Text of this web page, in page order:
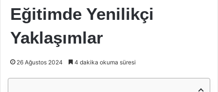
Eğitimde Yenilikçi
Yaklaşımlar
26 Ağustos 2024 4 dakika okuma süresi